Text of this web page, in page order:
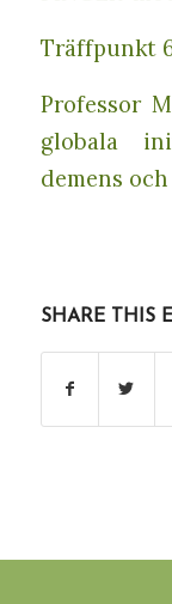
Träffpunkt
Professor
globala
demens
SHARE THIS